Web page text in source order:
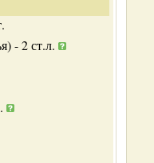
- 2 ст.л.